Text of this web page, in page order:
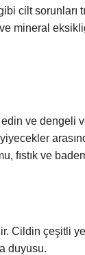
cilt sorunları
mineral
edin ve dengeli
fıstık ve
Cildin çeşitli
duyusu.